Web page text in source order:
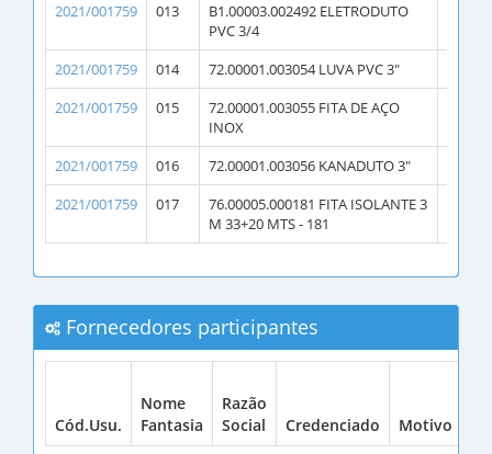
2021/001759 013
B1.00003.002492 ELETRODUTO
PVC 3/4
2021/001759 014 72.00001.003054 LUVA PVC 3"
2021/001759
015
72.00001.003055 FITA DE AÇO
INOX
2021/001759 016 72.00001.003056 KANADUTO 3"
2021/001759
017
76.00005.000181 FITA ISOLANTE 3
M 33+20 MTS - 181
Fornecedores participantes
Cód.Usu.
Nome
Fantasia
Razão
Social
Credenciado Motivo